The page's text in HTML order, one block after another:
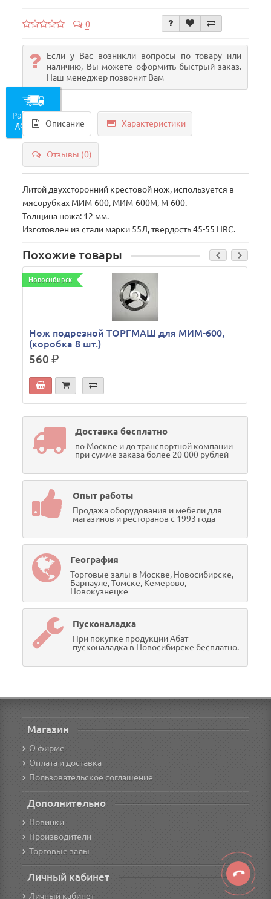
0
Если у Вас возникли вопросы по товару или
наличию, Вы можете оформить быстрый заказ.
Наш менеджер позвонит Вам
Описание Характеристики
Отзывы (0)
Литой двухсторонний крестовой нож, используется в
мясорубках МИМ-600, МИМ-600М, М-600.
Толщина ножа: 12 мм.
Изготовлен из стали марки 55Л, твердость 45-55 HRC.
Похожие товары
Новосибирск
Нож подрезной ТОРГМАШ для МИМ-600,
(коробка 8 шт.)
560р.
Доставка бесплатно
по Москве и до транспортной компании
при сумме заказа более 20 000 рублей
Опыт работы
Продажа оборудования и мебели для
магазинов и ресторанов с 1993 года
География
Торговые залы в Москве, Новосибирске,
Барнауле, Томске, Кемерово,
Новокузнецке
Пусконаладка
При покупке продукции Абат
пусконаладка в Новосибирске бесплатно.
Магазин
О фирме
Оплата и доставка
Пользовательское соглашение
Дополнительно
Новинки
Производители
Торговые залы
Личный кабинет
Личный кабинет
Рассчитать
доставку